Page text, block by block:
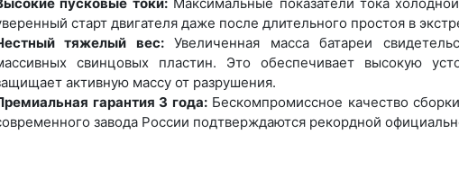
старт двигателя даже после длительного простоя в
тяжелый вес:Увеличенная масса батареи
свинцовых пластин. Это обеспечивает высокую
активную массу от разрушения.
гарантия 3 года:Бескомпромиссное качество
завода России подтверждаются рекордной